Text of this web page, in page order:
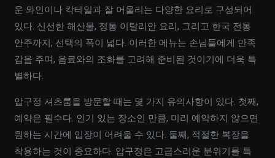
운 와인이나 칵테일과 잘 어울리는 다양한 요리로 구성되어
있다. 신선한 해산물, 정통 이탈리안 요리, 그리고 한국 전통
안주까지, 선택의 폭이 넓다. 이러한 메뉴는 손님들에게 만족
감을 주며, 음료와의 조화를 고려해 준비된 것이기에 더욱 특
별하다.
압구정 셔츠룸을 방문할 때는 몇 가지 유의사항이 있다. 첫째,
예약은 필수다. 인기 있는 장소인 만큼, 미리 예약하지 않으면
원하는 시간에 입장이 어려울 수 있다. 둘째, 적절한 복장을
착용하는 것이 중요하다. 압구정은 고급스러운 분위기를 특